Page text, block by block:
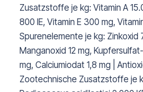
Zusatzstoffe je kg: Vitamin A
800 IE, Vitamin E 300 mg,
Spurenelemente je kg: Zinkoxid
Manganoxid 12 mg,
mg, Calciumiodat 1,8 mg |
Zootechnische Zusatzstoffe je